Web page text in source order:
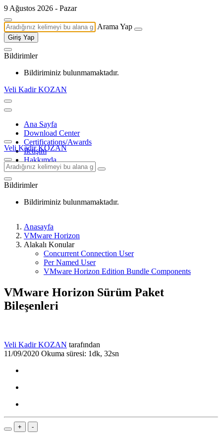
9 Ağustos 2026 - Pazar
Arama Yap
Giriş Yap
Bildirimler
Bildiriminiz bulunmamaktadır.
Veli Kadir KOZAN
Ana Sayfa
Download Center
Certifications/Awards
İletişim
Hakkımda
Veli Kadir KOZAN
Bildirimler
Bildiriminiz bulunmamaktadır.
Anasayfa
VMware Horizon
Alakalı Konular
Concurrent Connection User
Per Named User
VMware Horizon Edition Bundle Components
VMware Horizon Sürüm Paket
Bileşenleri
Veli Kadir KOZAN tarafından
11/09/2020 Okuma süresi: 1dk, 32sn
+ -